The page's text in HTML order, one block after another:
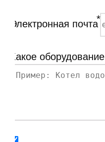
Электронная почта*
Какое